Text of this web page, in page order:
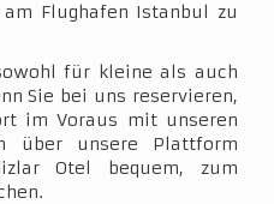
Flughafen Istanbul zu
für kleine als auch
Sie bei uns reservieren,
im Voraus mit unseren
über unsere Plattform
Otel bequem, zum